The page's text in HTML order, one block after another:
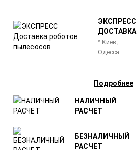
ЭКСПРЕСС
ДОСТАВКА
* Киев,
Одесса
Подробнее
НАЛИЧНЫЙ
РАСЧЕТ
БЕЗНАЛИЧНЫЙ
РАСЧЕТ